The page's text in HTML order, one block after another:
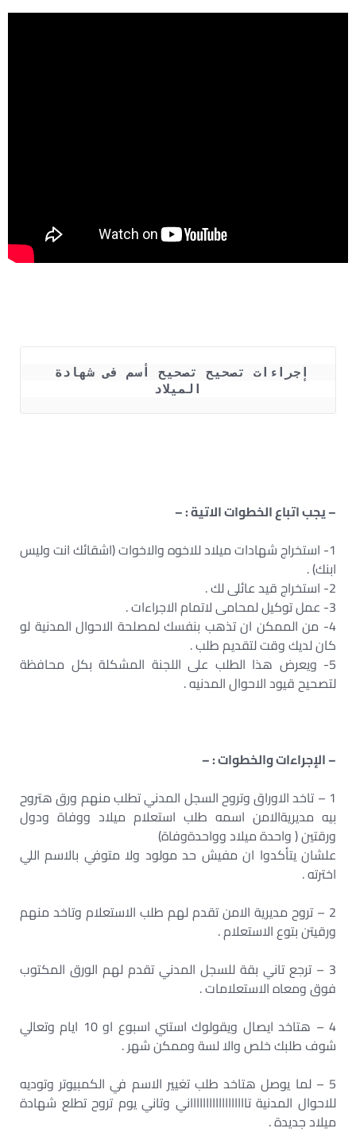
الميلاد
– يجب اتباع الخطوات الاتية : –
1- استخراج شهادات ميلاد للاخوه والاخوات (اشقائك انت وليس
ابنك) .
2- استخراج قيد عائلى لك .
3- عمل توكيل لمحامى لاتمام الاجراءات .
4- من الممكن ان تذهب بنفسك لمصلحة الاحوال المدنية لو
كان لديك وقت لتقديم طلب .
5- ويعرض هذا الطلب على اللجنة المشكلة بكل محافظة
لتصحيح قيود الاحوال المدنيه .
– الإجراءات والخطوات : –
1 – تاخد الاوراق وتروح السجل المدني تطلب منهم ورق هتروح
بيه مديريةالامن اسمه طلب استعلام ميلاد ووفاة ودول
ورقتين ( واحدة ميلاد وواحدةوفاة)
علشان يتأكدوا ان مفيش حد مولود ولا متوفي بالاسم اللي
اخترته .
2 – تروح مديرية الامن تقدم لهم طلب الاستعلام وتاخد منهم
ورقيتن بتوع الاستعلام .
3 – ترجع تاني بقة للسجل المدني تقدم لهم الورق المكتوب
فوق ومعاه الاستعلامات .
4 – هتاخد ايصال ويقولوك استني اسبوع او 10 ايام وتعالي
شوف طلبك خلص والا لسة وممكن شهر .
5 – لما يوصل هتاخد طلب تغيير الاسم في الكمبيوتر وتوديه
للاحوال المدنية تااااااااااااااااااني وتاني يوم تروح تطلع شهادة
ميلاد جديدة .